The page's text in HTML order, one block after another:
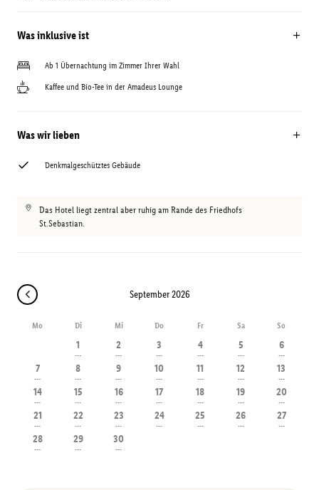
Was inklusive ist
Ab 1 Übernachtung im Zimmer Ihrer Wahl
Kaffee und Bio-Tee in der Amadeus Lounge
Was wir lieben
Denkmalgeschütztes Gebäude
Das Hotel liegt zentral aber ruhig am Rande des Friedhofs
St.Sebastian.
September 2026
Mo Di Mi Do Fr Sa So
1
---
2
---
3
---
4
---
5
---
6
---
7
---
8
---
9
---
10
---
11
---
12
---
13
---
14
---
15
---
16
---
17
---
18
---
19
---
20
---
21
---
22
---
23
---
24
---
25
---
26
---
27
---
28
---
29
---
30
---